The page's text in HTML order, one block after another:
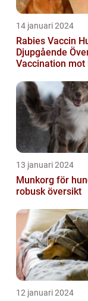
14 januari 2024
Rabies Vaccin
Djupgående
Vaccination mot
13 januari 2024
Munkorg för
robusk översikt
12 januari 2024